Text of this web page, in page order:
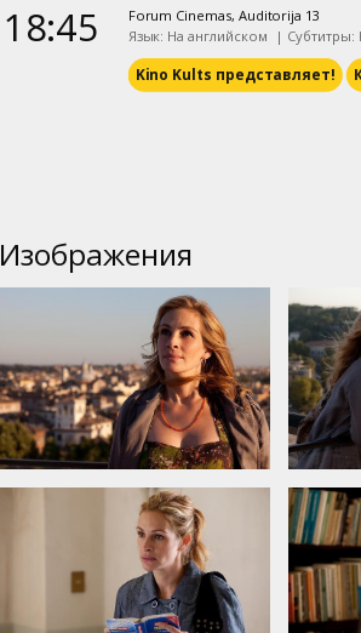
18:45
Forum Cinemas, Auditorija 13
Язык: На английском
|
Kino Kults представляет!
Изображения